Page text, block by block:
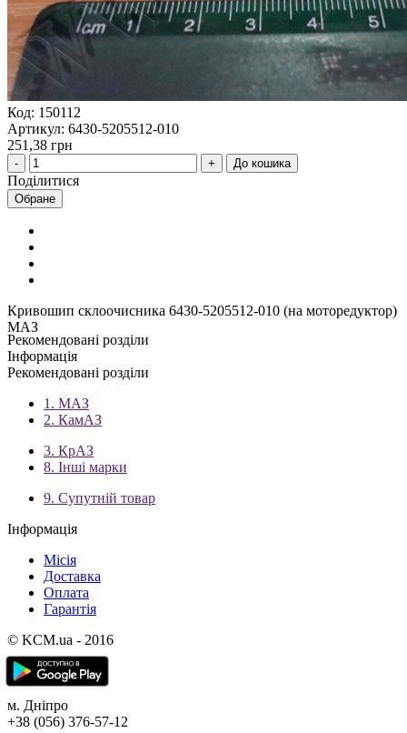
Код: 150112
Артикул: 6430-5205512-010
251,38 грн
До кошика
Поділитися
Обране
Кривошип склоочисника 6430-5205512-010 (на моторедуктор)
МАЗ
Рекомендовані розділи
Інформація
Рекомендовані розділи
1. МАЗ
2. КамАЗ
3. КрАЗ
8. Інші марки
9. Супутній товар
Інформація
Місія
Доставка
Оплата
Гарантія
© KCM.ua - 2016
м. Дніпро
+38 (056) 376-57-12